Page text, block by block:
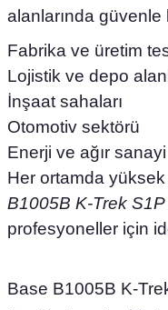
alanlarında güvenle
Fabrika ve üretim
Lojistik ve depo
İnşaat sahaları
Otomotiv sektörü
Enerji ve ağır sanayi
Her ortamda
B1005B K-Trek S1P
profesyoneller için
Base B1005B K-